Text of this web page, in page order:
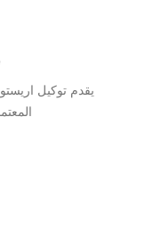
يقدم توكيل